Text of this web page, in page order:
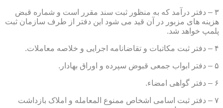
۳ – دفتر درآمد که به منظور ثبت سند مقرر است و شماره قبض
هزینه های مزبور در آن قید می شود این دفتر از طرف سازمان ثبت
پلمپ خواهد شد.
۴ – دفتر ثبت مکاتبات و تقاضانامه اجرایی و خلاصه معاملات.
۵ – دفتر ابواب جمعی قبوض سپرده و اوراق بهادار.
۶ – دفتر گواهی امضاء.
۷ – دفتر ثبت اسامی اشخاص ممنوع المعامله و املاک بازداشت